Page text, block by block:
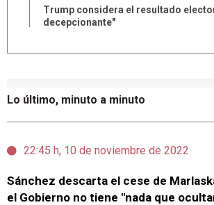
Lo último, minuto a minuto
22:45 h, 10 de noviembre de 2022
Sánchez descarta el cese de
el Gobierno no tiene "nada que
Trump considera el resultado
decepcionante"